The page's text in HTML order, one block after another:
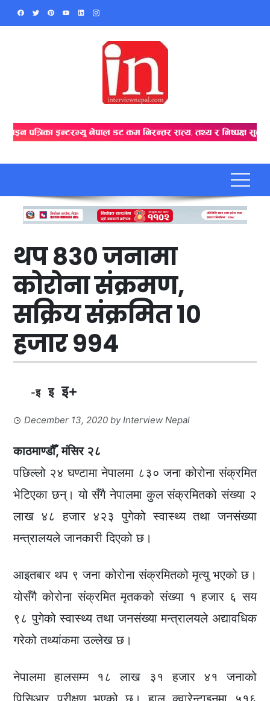
Skip
थप ८३० जनामा
कोरोना संक्रमण,
सक्रिय संक्रमित १०
हजार ९९४
-इ इ इ+
December 13, 2020 byInterview Nepal
काठमाण्डौँ, मंसिर २८
पछिल्लो २४ घण्टामा नेपालमा ८३० जना कोरोना संक्रमित
भेटिएका छन्। यो सँगै नेपालमा कुल संक्रमितको संख्या २
लाख ४८ हजार ४२३ पुगेको स्वास्थ्य तथा जनसंख्या
मन्त्रालयले जानकारी दिएको छ।
आइतबार थप ९ जना कोरोना संक्रमितको मृत्यु भएको छ।
योसँगै कोरोना संक्रमित मृतकको संख्या १ हजार ६ सय
९८ पुगेको स्वास्थ्य तथा जनसंख्या मन्त्रालयले अद्यावधिक
गरेको तथ्यांकमा उल्लेख छ।
नेपालमा हालसम्म १८ लाख ३१ हजार ४१ जनाको